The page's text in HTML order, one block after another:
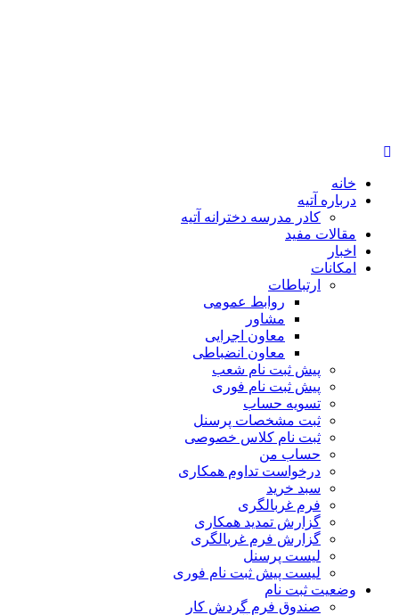
خانه
درباره آتیه
کادر مدرسه دخترانه آتیه
مقالات مفید
اخبار
امکانات
ارتباطات
روابط عمومی
مشاور
معاون اجرایی
معاون انضباطی
پیش ثبت نام شعب
پیش ثبت نام فوری
تسویه حساب
ثبت مشخصات پرسنل
ثبت نام کلاس خصوصی
حساب من
درخواست تداوم همکاری
سبد خرید
فرم غربالگری
گزارش تمدید همکاری
گزارش فرم غربالگری
لیست پرسنل
لیست پیش ثبت نام فوری
وضعیت ثبت نام
صندوق فرم گردش کار